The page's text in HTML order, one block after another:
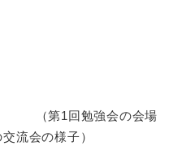
第1回勉強会の会場
会の様子）